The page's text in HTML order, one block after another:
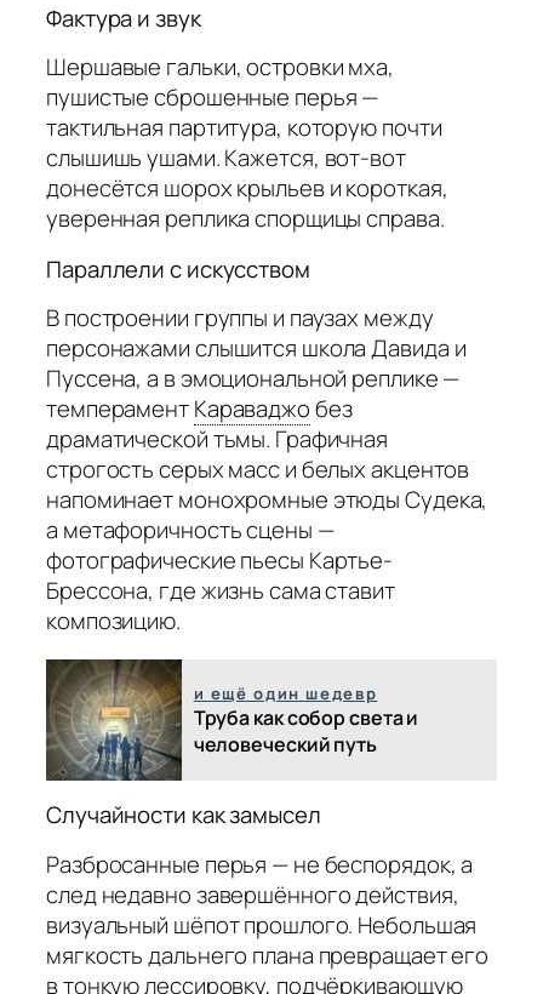
Фактура и звук
Шершавые гальки, островки мха,
пушистые сброшенные перья —
тактильная партитура, которую почти
слышишь ушами. Кажется, вот-вот
донесётся шорох крыльев и короткая,
уверенная реплика спорщицы справа.
Параллели с искусством
В построении группы и паузах между
персонажами слышится школа Давида и
Пуссена, а в эмоциональной реплике —
темпераментКараваджобез
драматической тьмы. Графичная
строгость серых масс и белых акцентов
напоминает монохромные этюды Судека,
а метафоричность сцены —
фотографические пьесы Картье-
Брессона, где жизнь сама ставит
композицию.
и ещё один шедевр
Труба как собор света и
человеческий путь
Случайности как замысел
Разбросанные перья — не беспорядок, а
след недавно завершённого действия,
визуальный шёпот прошлого. Небольшая
мягкость дальнего плана превращает его
в тонкую лессировку, подчёркивающую